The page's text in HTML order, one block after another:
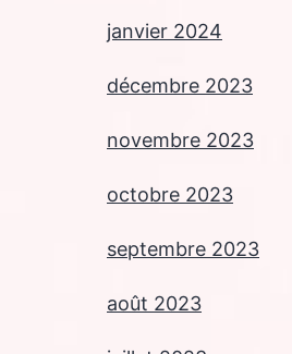
janvier 2024
décembre 2023
novembre 2023
octobre 2023
septembre 2023
août 2023